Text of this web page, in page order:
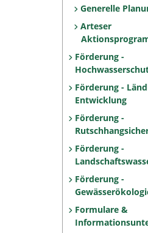
Generelle
Arteser
Förderung -
Förderung -
Entwicklung
Förderung -
Förderung -
Förderung -
Formulare &